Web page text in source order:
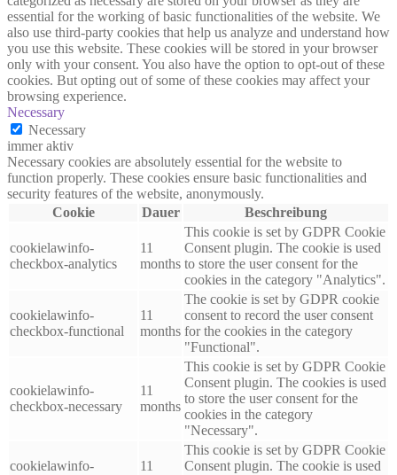
essential for the working of basic functionalities of the website. We
also use third-party cookies that help us analyze and understand how
you use this website. These cookies will be stored in your browser
only with your consent. You also have the option to opt-out of these
cookies. But opting out of some of these cookies may affect your
browsing experience.
Necessary
Necessary
immer aktiv
Necessary cookies are absolutely essential for the website to
function properly. These cookies ensure basic functionalities and
security features of the website, anonymously.
Cookie
Dauer Beschreibung
cookielawinfo-
checkbox-analytics
11
months
This cookie is set by GDPR Cookie
Consent plugin. The cookie is used
to store the user consent for the
cookies in the category "Analytics".
cookielawinfo-
checkbox-functional
11
months
The cookie is set by GDPR cookie
consent to record the user consent
for the cookies in the category
"Functional".
cookielawinfo-
checkbox-necessary
11
months
This cookie is set by GDPR Cookie
Consent plugin. The cookies is used
to store the user consent for the
cookies in the category
"Necessary".
cookielawinfo-
11
This cookie is set by GDPR Cookie
Consent plugin. The cookie is used